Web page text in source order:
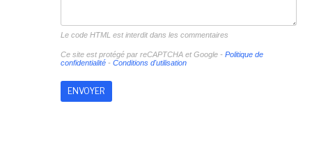
Le code HTML est interdit dans les commentaires
Ce site est protégé par reCAPTCHA et Google - Politique de
confidentialité- Conditions d'utilisation